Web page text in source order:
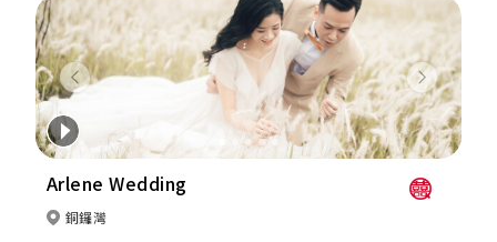
Previous Next
Arlene Wedding
銅鑼灣